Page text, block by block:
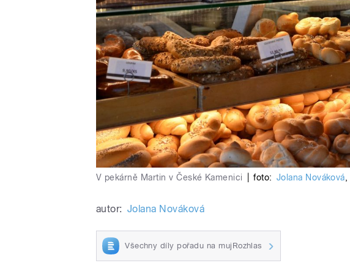
V pekárně Martin v České Kamenici foto: Jolana Nováková,
autor: Jolana Nováková
Všechny díly pořadu na mujRozhlas